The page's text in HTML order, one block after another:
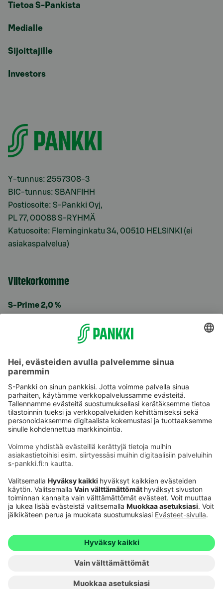
Tietoa S-Pankista
Medialle
Sijoittajille
Investors
Y-tunnus: 2557308-3
BIC-tunnus: SBANFIHH
Postiosoite: S-Pankki Oyj,
PL 77, 00088 S-RYHMÄ
Katuosoite: Fleminginkatu 34, 00510 HELSINKI (ei
asiakaspalvelua)
Viitekorkomme
S-Prime 2,0 %
Käyttöehdot
Saavutettavuusseloste
Evästeet
Verkkopalvelujen käytön edellytykset